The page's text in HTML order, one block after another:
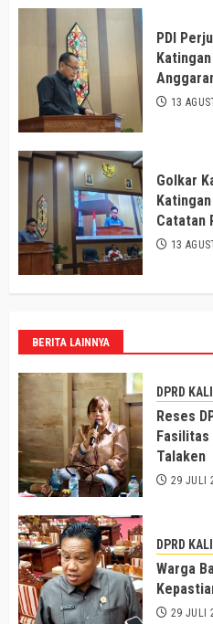
PDI
13
Golkar
Catatan
13
BERITA LAINNYA
DPRD
Reses
Fasilitas
Talaken
29 JULI
DPRD
Warga
29 JULI